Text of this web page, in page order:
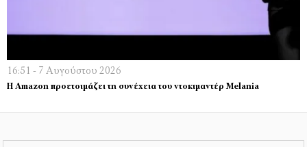
16:51 - 7 Αυγούστου 2026
Η Amazon προετοιμάζει τη συνέχεια του ντοκιμαντέρ Melania